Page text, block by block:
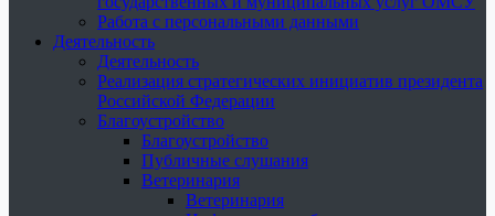
Работа с персональными данными
Деятельность
Деятельность
Реализация стратегических инициатив президента
Российской Федерации
Благоустройство
Благоустройство
Публичные слушания
Ветеринария
Ветеринария